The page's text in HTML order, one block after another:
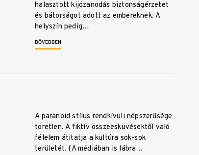
halasztott kijózanodás biztonságérzetet
és bátorságot adott az embereknek. A
helyszín pedig…
BŐVEBBEN
A paranoid stílus rendkívüli népszerűsége
töretlen. A fiktív összeesküvésektől való
félelem átitatja a kultúra sok-sok
területét. (A médiában is lábra…